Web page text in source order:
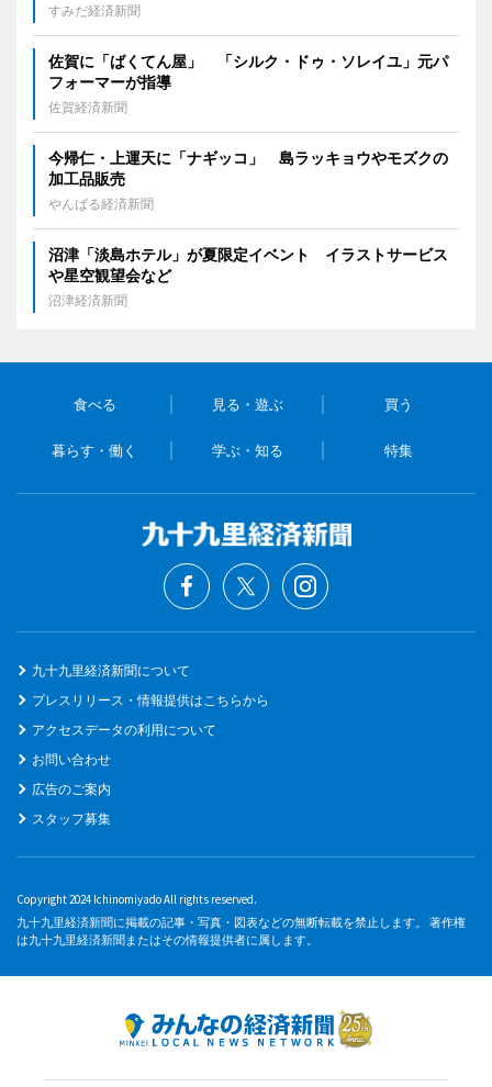
すみだ経済新聞
佐賀に「ばくてん屋」 「シルク・ドゥ・ソレイユ」元パ
フォーマーが指導
佐賀経済新聞
今帰仁・上運天に「ナギッコ」 島ラッキョウやモズクの
加工品販売
やんばる経済新聞
沼津「淡島ホテル」が夏限定イベント イラストサービス
や星空観望会など
沼津経済新聞
食べる 見る・遊ぶ 買う
暮らす・働く 学ぶ・知る 特集
九十九里経済新聞について
プレスリリース・情報提供はこちらから
アクセスデータの利用について
お問い合わせ
広告のご案内
スタッフ募集
Copyright 2024 Ichinomiyado All rights reserved.
九十九里経済新聞に掲載の記事・写真・図表などの無断転載を禁止します。 著作権
は九十九里経済新聞またはその情報提供者に属します。